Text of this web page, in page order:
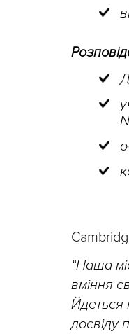
“Наша
вміння
Йдеться
досвіду